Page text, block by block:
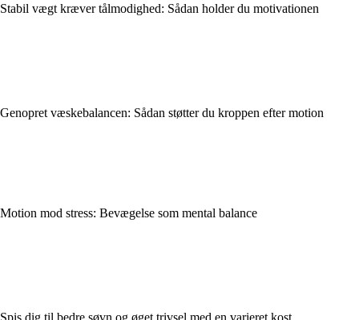
Stabil vægt kræver tålmodighed: Sådan holder du motivationen
Genopret væskebalancen: Sådan støtter du kroppen efter motion
Motion mod stress: Bevægelse som mental balance
Spis dig til bedre søvn og øget trivsel med en varieret kost